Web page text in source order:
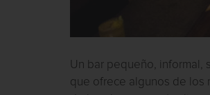
Un bar pequeño, informal,
que ofrece algunos de los